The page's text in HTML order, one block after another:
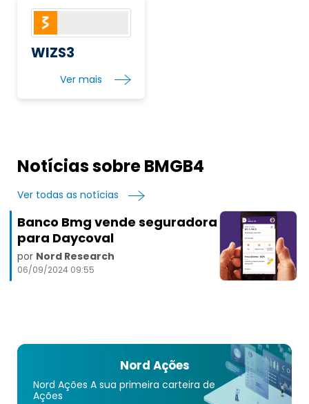
anteriormente conhecida como BMG Financeira S.A.–
Crédito, Financiamento e Investimento e mudou seu
nome para Banco BMG S.A. em abril de 1989. O Banco
BMG S.A. foi fundado em 1930 e está sediado em São
Paulo, Brasil. O Banco BMG S.A. opera como uma
subsidiária do Grupo BMG S.A.
WIZS3
Ver mais
Notícias sobre BMGB4
Ver todas as notícias
Banco Bmg vende seguradora
para Daycoval
por Nord Research
06/09/2024 09:55
Nord Ações
Nord Ações A sua primeira carteira de
Ações